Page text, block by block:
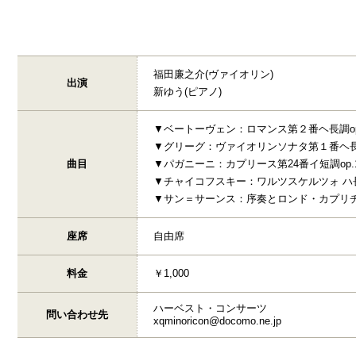
出演
福田廉之介(ヴァイオリン)
新ゆう(ピアノ)
曲目
▼ベートーヴェン：ロマンス第２番ヘ長調
▼グリーグ：ヴァイオリンソナタ第１番ヘ
▼パガニーニ：カプリース第24番イ短調
▼チャイコフスキー：ワルツスケルツォ ハ
▼サン＝サーンス：序奏とロンド・カプリ
座席 自由席
料金 ￥1,000
問い合わせ先
ハーベスト・コンサーツ
xqminoricon@docomo.ne.jp